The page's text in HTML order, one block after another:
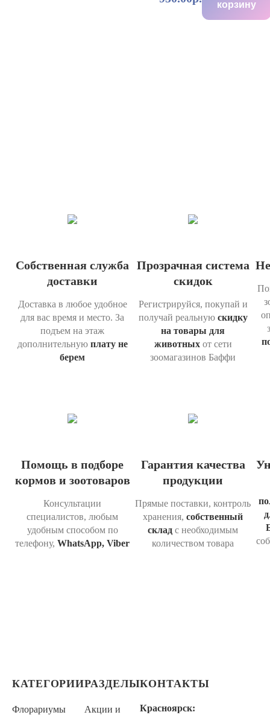
корзину
Собственная служба
доставки
Доставка в любое удобное
для вас время и место. За
подъем на этаж
дополнительную плату не
берем
Прозрачная система
скидок
Регистрируйся, покупай и
получай реальную скидку
на товары для
животных от сети
зоомагазинов Баффи
Помощь в подборе
кормов и зоотоваров
Консультации
специалистов, любым
удобным способом по
телефону, WhatsApp, Viber
Гарантия качества
продукции
Прямые поставки, контроль
хранения, собственный
склад с необходимым
количеством товара
КАТЕГОРИИ
Флорариумы
РАЗДЕЛЫ
Акции и
КОНТАКТЫ
Красноярск: